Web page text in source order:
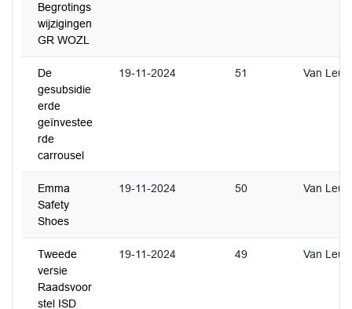
Begrotings
wijzigingen
GR WOZL
De
gesubsidie
erde
geïnvestee
rde
carrousel
19-11-2024 51 Van
Emma
Safety
Shoes
19-11-2024 50 Van
Tweede
versie
Raadsvoor
stel ISD
19-11-2024 49 Van